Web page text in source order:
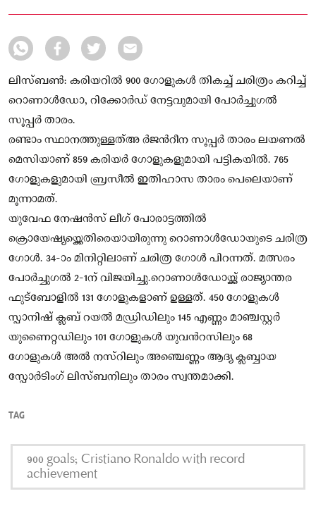
ലിസ്ബണ്‍: കരിയറില്‍ 900 ഗോളുകള്‍‌ തികച്ച് ചരിത്രം കറിച്ച്
റൊണാള്‍ഡോ, റിക്കോർഡ് നേട്ടവുമായി പോർച്ചുഗല്‍
സൂപ്പർ താരം.
രണ്ടാം സ്ഥാനത്തുള്ളത്അ ർജന്‍റീന സൂപ്പർ താരം ലയണല്‍
മെസിയാണ് 859 കരിയർ ഗോളുകളുമായി പട്ടികയില്‍. 765
ഗോളുകളുമായി ബ്രസീല്‍ ഇതിഹാസ താരം പെലെയാണ്
മൂന്നാമത്.
യുവേഫ നേഷൻസ് ലീഗ് പോരാട്ടത്തില്‍
ക്രൊയേഷ്യയ്ക്കെതിരെയായിരുന്നു റൊണാള്‍ഡോയുടെ ചരിത്ര
ഗോള്‍. 34-ാം മിനിറ്റിലാണ് ചരിത്ര ഗോള്‍ പിറന്നത്. മത്സരം
പോർച്ചുഗല്‍ 2-1ന് വിജയിച്ചു.റൊണാള്‍ഡോയ്ക്ക് രാജ്യാന്തര
ഫുട്ബോളില്‍ 131 ഗോളുകളാണ് ഉള്ളത്. 450 ഗോളുകള്‍
സ്പാനിഷ് ക്ലബ് റയല്‍ മഡ്രിഡിലും 145 എണ്ണം മാഞ്ചസ്റ്റർ
യുണൈറ്റഡിലും 101 ഗോളുകള്‍ യുവന്‍റസിലും 68
ഗോളുകള്‍ അല്‍ നസ്റിലും അഞ്ചെണ്ണം ആദ്യ ക്ലബ്ബായ
സ്പോർടിംഗ് ലിസ്ബനിലും താരം സ്വന്തമാക്കി.
TAG
900 goals; Cristiano Ronaldo with record
achievement